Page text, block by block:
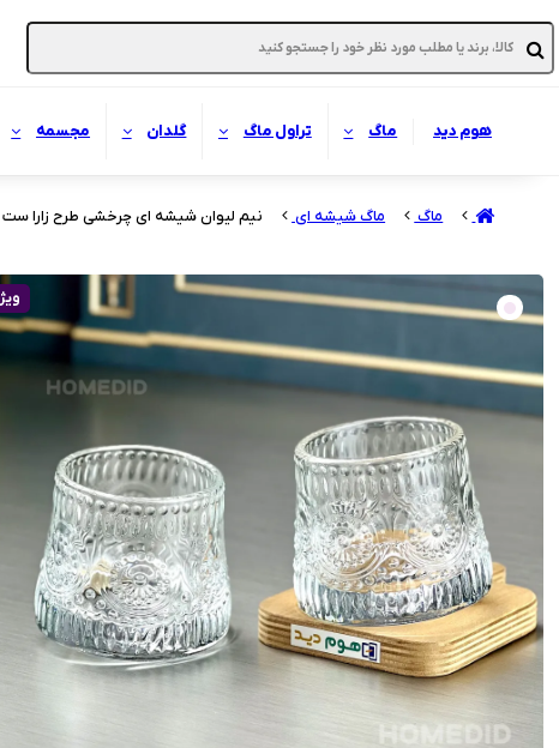
هوم دید ماگ تراول ماگ گلدان مجسمه
ماگ ماگ شیشه ای نیم لیوان شیشه ای چرخشی طرح زارا ست ۶